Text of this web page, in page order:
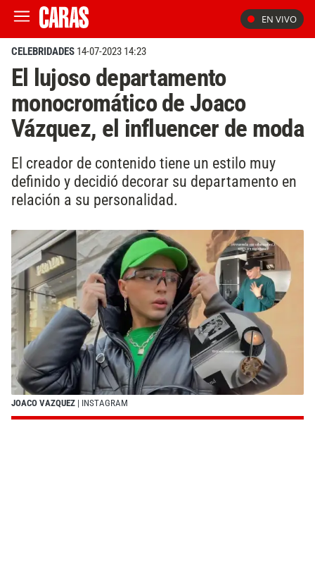
EN VIVO
CELEBRIDADES 14-07-2023 14:23
El lujoso departamento
monocromático de Joaco
Vázquez, el influencer de moda
El creador de contenido tiene un estilo muy
definido y decidió decorar su departamento en
relación a su personalidad.
JOACO VAZQUEZ | INSTAGRAM